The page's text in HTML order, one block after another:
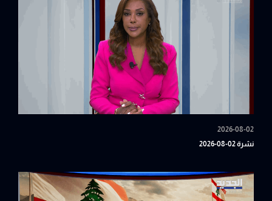
2026-08-02
نشرة 02-08-2026